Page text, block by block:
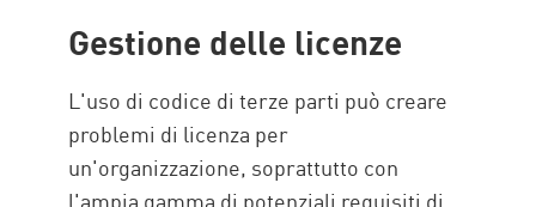
Gestione delle licenze
L'uso di codice di terze parti può creare
problemi di licenza per
un'organizzazione, soprattutto con
l'ampia gamma di potenziali requisiti di